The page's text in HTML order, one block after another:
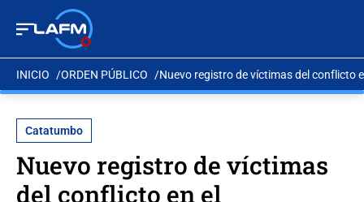
INICIO ORDEN PÚBLICO Nuevo registro de víctimas del conflicto
Catatumbo
Nuevo registro de víctimas
del conflicto en el